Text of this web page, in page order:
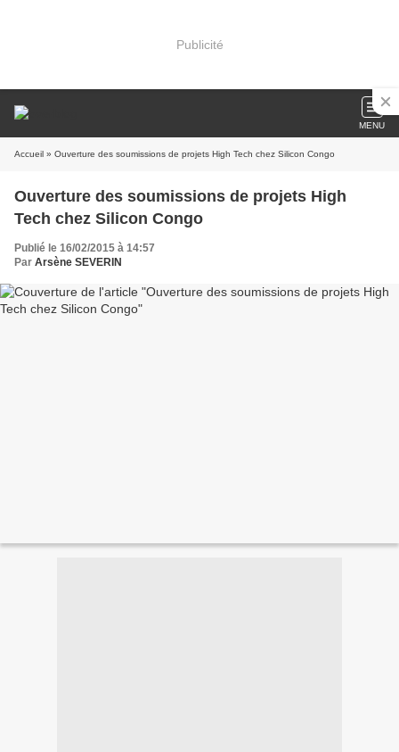
Publicité
MENU
Accueil » Ouverture des soumissions de projets High Tech chez Silicon Congo
Ouverture des soumissions de projets High
Tech chez Silicon Congo
Publié le 16/02/2015 à 14:57
Par Arsène SEVERIN